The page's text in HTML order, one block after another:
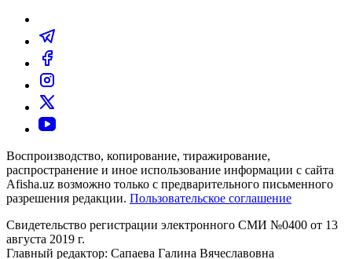
Воспроизводство, копирование, тиражирование,
распространение и иное использование информации с сайта
Afisha.uz возможно только с предварительного письменного
разрешения редакции. Пользовательское соглашение
Свидетельство регистрации электронного СМИ №0400 от 13
августа 2019 г.
Главный редактор: Сапаева Галина Вячеславовна